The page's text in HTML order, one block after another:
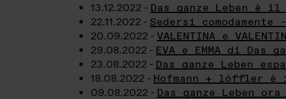
13.12.2022 - Das ganze Leben è
22.11.2022 - Sedersi comodamente –
20.09.2022 - VALENTINA e
29.08.2022 - EVA e EMMA di
23.08.2022 - Das ganze Leben
18.08.2022 - Hofmann + löffler è
09.08.2022 - Das ganze Leben